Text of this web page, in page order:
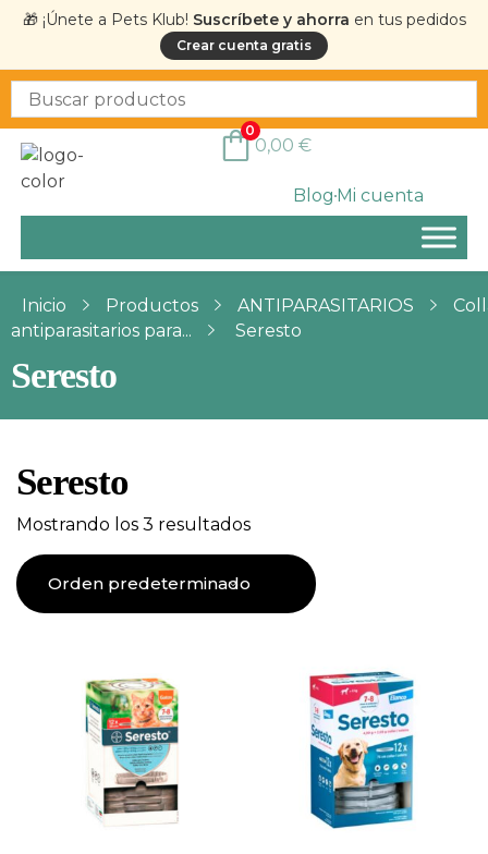
🎁 ¡Únete a Pets Klub! Suscríbete y ahorra en tus pedidos
Crear cuenta gratis
BlogMi cuenta
0
0,00 €
Inicio Productos ANTIPARASITARIOS
antiparasitarios para...
Seresto
Seresto
Seresto
Mostrando los 3 resultados